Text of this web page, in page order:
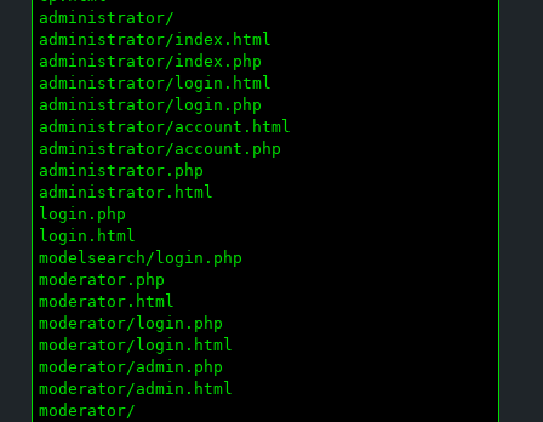
administrator/
administrator/index.html
administrator/index.php
administrator/login.html
administrator/login.php
administrator/account.html
administrator/account.php
administrator.php
administrator.html
login.php
login.html
modelsearch/login.php
moderator.php
moderator.html
moderator/login.php
moderator/login.html
moderator/admin.php
moderator/admin.html
moderator/